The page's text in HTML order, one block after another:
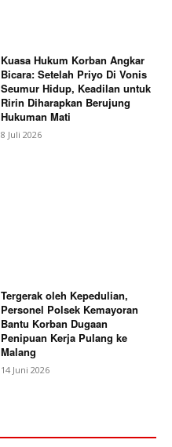
Kuasa Hukum Korban Angkar
Bicara: Setelah Priyo Di Vonis
Seumur Hidup, Keadilan untuk
Ririn Diharapkan Berujung
Hukuman Mati
8 Juli 2026
Tergerak oleh Kepedulian,
Personel Polsek Kemayoran
Bantu Korban Dugaan
Penipuan Kerja Pulang ke
Malang
14 Juni 2026